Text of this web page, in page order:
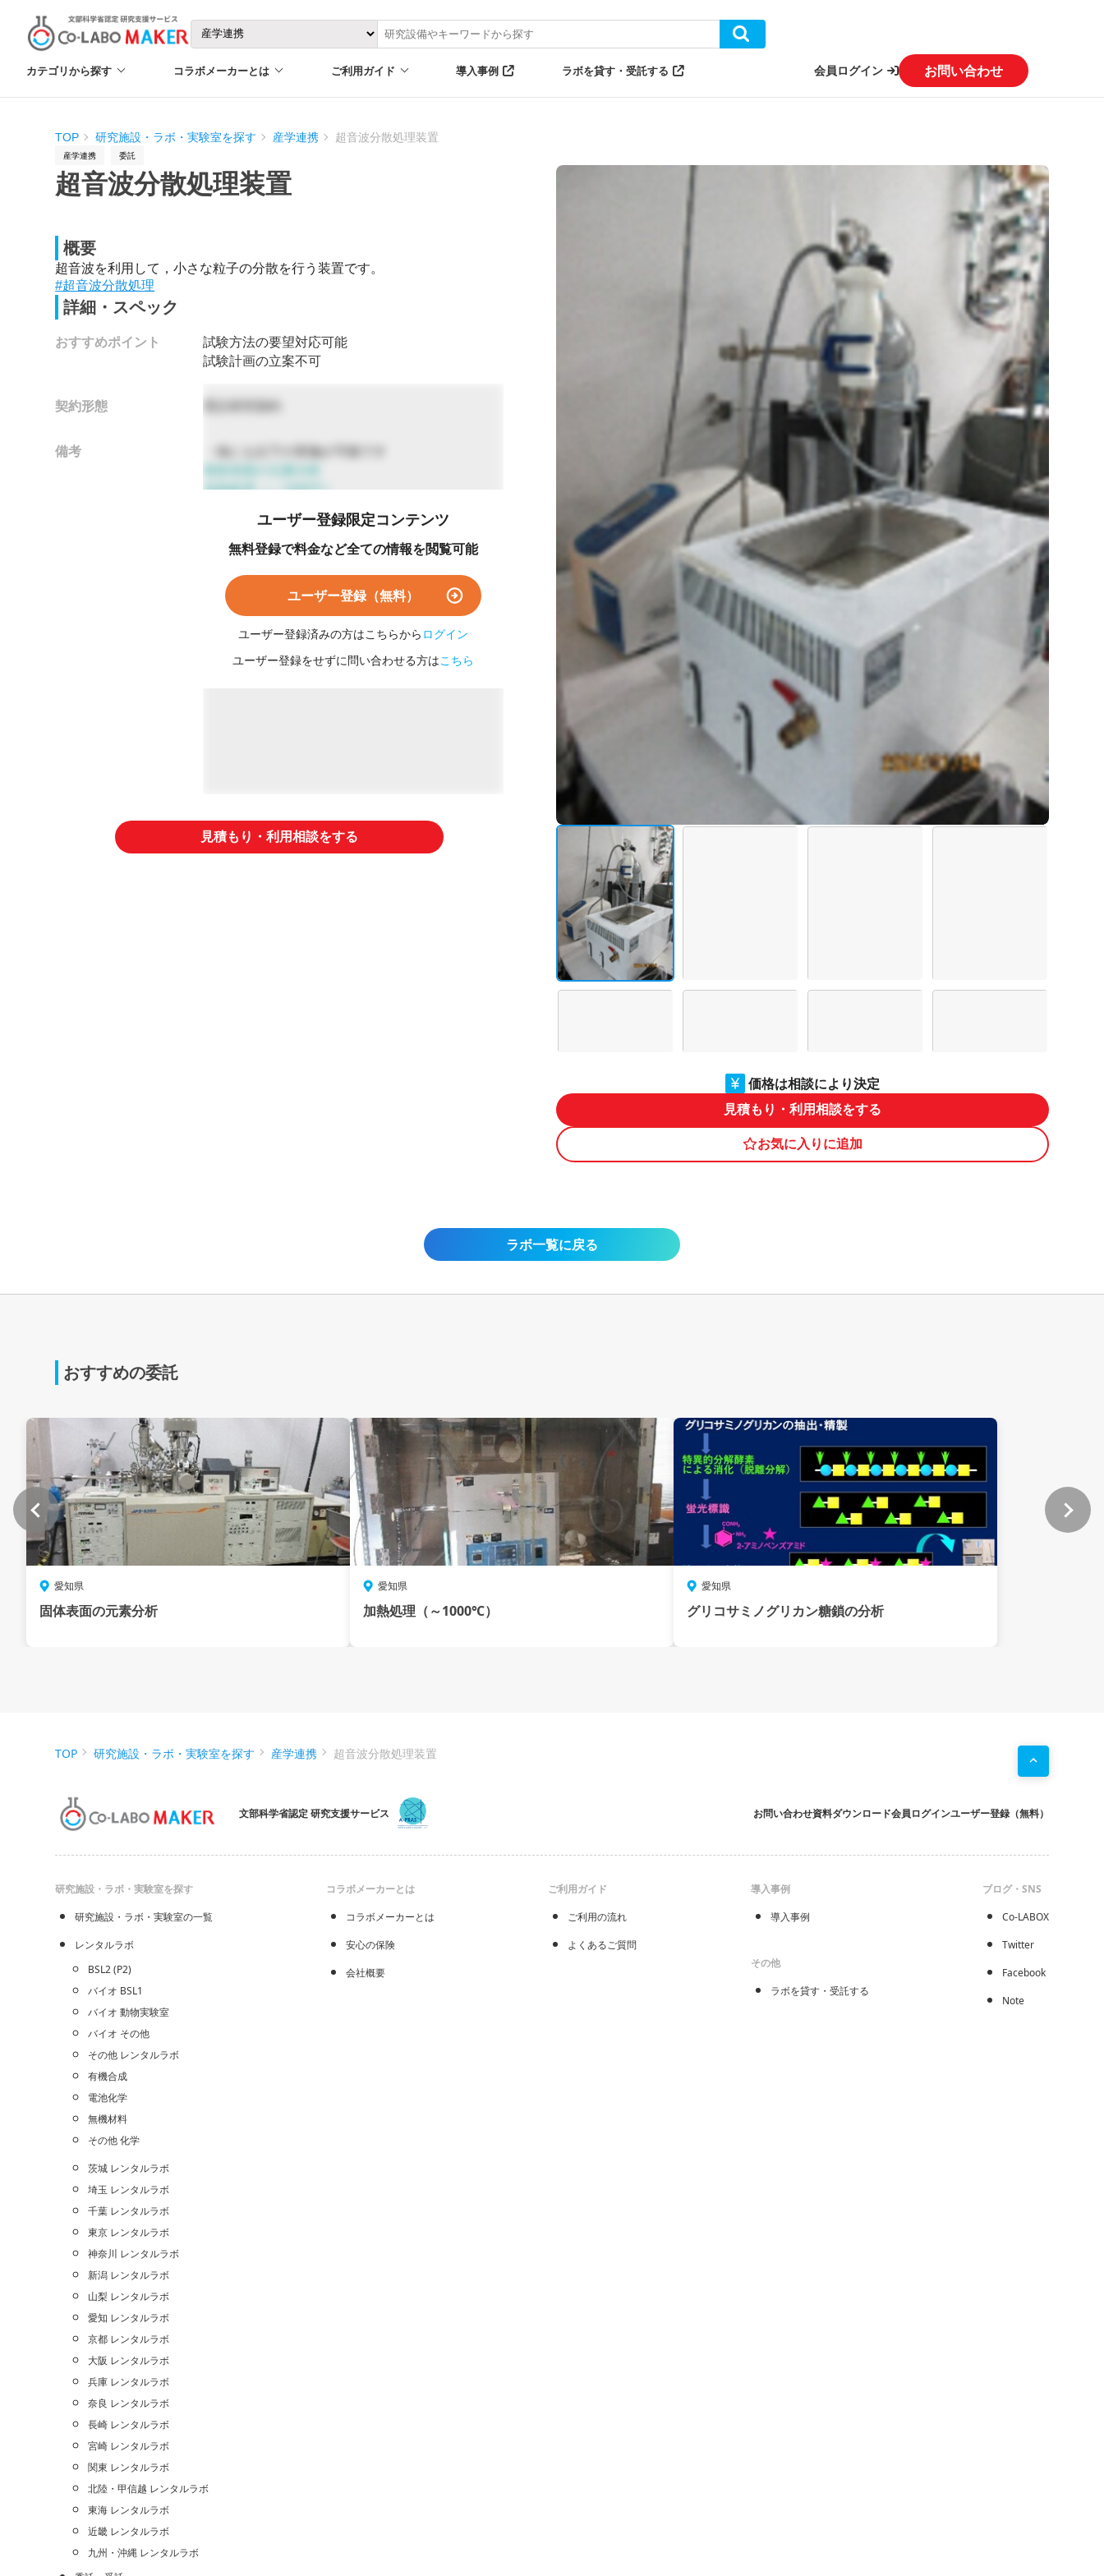
カテゴリから探す コラボメーカーとは ご利用ガイド 導入事例 ラボを貸す・受託する 会員ログイン お問い合わせ
TOP 研究施設・ラボ・実験室を探す 産学連携 超音波分散処理装置
産学連携 委託
超音波分散処理装置
概要
超音波を利用して，小さな粒子の分散を行う装置です。
#超音波分散処理
詳細・スペック
おすすめポイント
試験方法の要望対応可能
試験計画の立案不可
契約形態
備考
受託研究契約
・他にも以下の実施が可能です
固体表面の元素分析
加熱処理（～1000℃）
ユーザー登録限定コンテンツ
無料登録で料金など全ての情報を閲覧可能
ユーザー登録（無料）
ユーザー登録済みの方はこちらから ログイン
ユーザー登録をせずに問い合わせる方はこちら
見積もり・利用相談をする
価格は相談により決定
見積もり・利用相談をする
お気に入りに追加
ラボ一覧に戻る
おすすめの委託
愛知県
固体表面の元素分析
愛知県
加熱処理（～1000℃）
愛知県
グリコサミノグリカン糖鎖の分析
TOP 研究施設・ラボ・実験室を探す 産学連携 超音波分散処理装置
文部科学省認定 研究支援サービス お問い合わせ資料ダウンロード会員ログインユーザー登録（無料）
研究施設・ラボ・実験室を探す
研究施設・ラボ・実験室の一覧
レンタルラボ
BSL2 (P2)
バイオ BSL1
バイオ 動物実験室
バイオ その他
その他 レンタルラボ
有機合成
電池化学
無機材料
その他 化学
茨城 レンタルラボ
埼玉 レンタルラボ
千葉 レンタルラボ
東京 レンタルラボ
神奈川 レンタルラボ
新潟 レンタルラボ
山梨 レンタルラボ
愛知 レンタルラボ
京都 レンタルラボ
大阪 レンタルラボ
兵庫 レンタルラボ
奈良 レンタルラボ
長崎 レンタルラボ
宮崎 レンタルラボ
関東 レンタルラボ
北陸・甲信越 レンタルラボ
東海 レンタルラボ
近畿 レンタルラボ
九州・沖縄 レンタルラボ
コラボメーカーとは
コラボメーカーとは
安心の保険
会社概要
ご利用ガイド
ご利用の流れ
よくあるご質問
導入事例
導入事例
その他
ラボを貸す・受託する
ブログ・SNS
Co-LABOX
Twitter
Facebook
Note